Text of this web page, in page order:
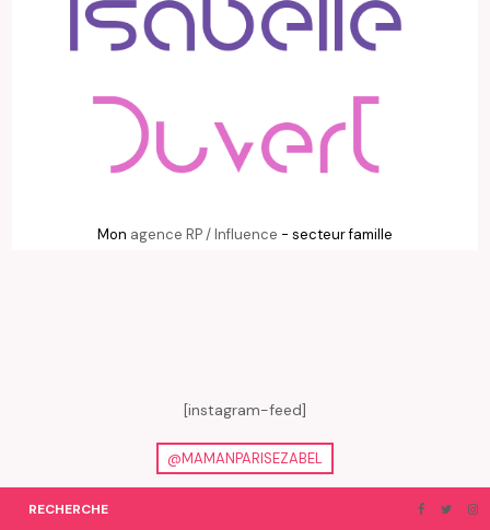
Mon agence RP / Influence - secteur famille
[instagram-feed]
@MAMANPARISEZABEL
RECHERCHE